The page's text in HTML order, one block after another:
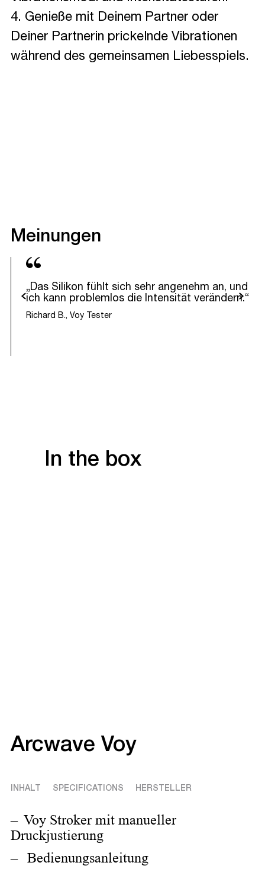
4. Genieße mit Deinem Partner oder
Deiner Partnerin prickelnde Vibrationen
während des gemeinsamen Liebesspiels.
Meinungen
Weiter
„Das Silikon fühlt sich sehr angenehm an, und
ich kann problemlos die Intensität verändern.“
Richard B., Voy Tester
In the box
Arcwave Voy
INHALT SPECIFICATIONS HERSTELLER
Voy Stroker mit manueller
Druckjustierung
Bedienungsanleitung